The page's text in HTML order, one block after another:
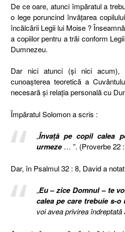
De ce oare, atunci împăratul a
o lege poruncind învățarea
încălcării Legii lui Moise ?
a copiilor pentru a trăi conform
Dumnezeu.
Dar nici atunci (și nici acum),
cunoașterea teoretică a
necesară și relația personală cu
Împăratul Solomon a scris :
„Învață pe copil calea
urmeze… ”. (Proverbe 22
Dar, în Psalmul 32 : 8, David a
„Eu – zice Domnul – te
calea pe care trebuie s-o
voi avea privirea îndreptată